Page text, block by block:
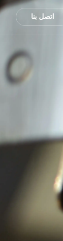
اتصل بنا